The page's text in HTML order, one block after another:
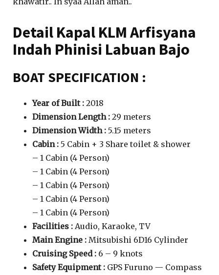
Detail Kapal KLM Arfisyana
Indah Phinisi Labuan Bajo
BOAT SPECIFICATION :
Year of Built : 2018
Dimension Length : 29 meters
Dimension Width : 5.15 meters
Cabin : 5 Cabin + 3 Share toilet & shower
– 1 Cabin (4 Person)
– 1 Cabin (4 Person)
– 1 Cabin (4 Person)
– 1 Cabin (4 Person)
– 1 Cabin (4 Person)
Facilities : Audio, Karaoke, TV
Main Engine : Mitsubishi 6D16 Cylinder
Cruising Speed : 6 – 9 knots
Safety Equipment : GPS Furuno — Compass